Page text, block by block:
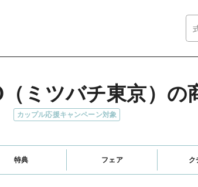
ミツバチ東京）の
カップル応援キャンペーン対象
特典 フェア ク